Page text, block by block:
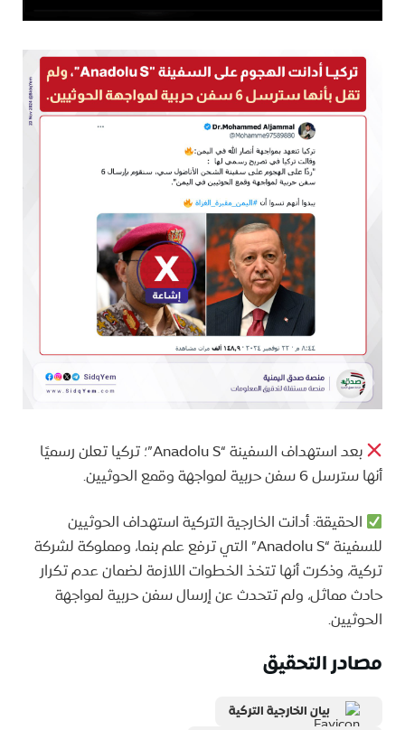
بعد استهداف السفينة “Anadolu S”؛ تركيا تعلن رسميًا
أنها سترسل 6 سفن حربية لمواجهة وقمع الحوثيين.
الحقيقة: أدانت الخارجية التركية استهداف الحوثيين
للسفينة “Anadolu S” التي ترفع علم بنما، ومملوكة لشركة
تركية، وذكرت أنها تتخذ الخطوات اللازمة لضمان عدم تكرار
حادث مماثل، ولم تتحدث عن إرسال سفن حربية لمواجهة
الحوثيين.
مصادر التحقيق
بيان الخارجية التركية